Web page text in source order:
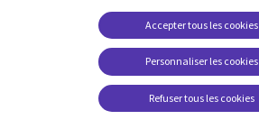
FAQ
Personnaliser les cookies
Accepter tous les cookies
Refuser tous les cookies